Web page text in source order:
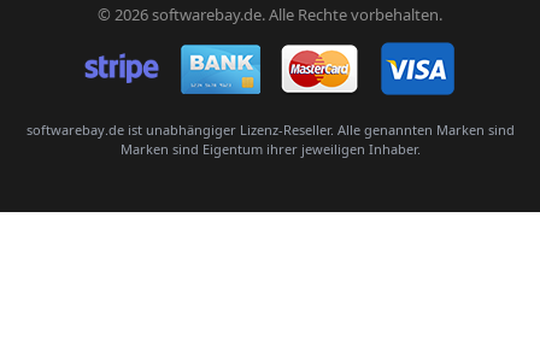
© 2026 softwarebay.de. Alle Rechte vorbehalten.
softwarebay.de ist unabhängiger Lizenz-Reseller. Alle genannten Marken sind
Marken sind Eigentum ihrer jeweiligen Inhaber.